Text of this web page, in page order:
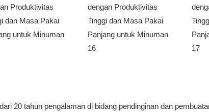
20 tahun pengalaman di bidang pendinginan dan